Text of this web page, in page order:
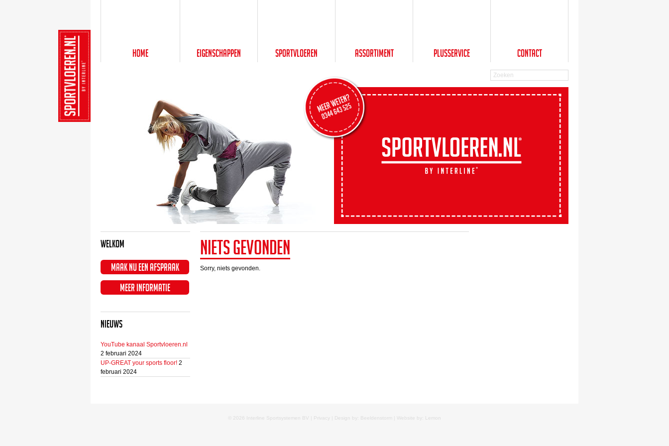
Home Eigenschappen Sportvloeren Assortiment PlusService Contact
Welkom
Maak nu een afspraak
Meer informatie
Nieuws
YouTube kanaal Sportvloeren.nl
2 februari 2024
UP-GREAT your sports floor! 2
februari 2024
Niets gevonden
Sorry, niets gevonden.
© 2026 Interline Sportsystemen BV | Privacy | Design by: Beeldenstorm | Website by: Lemon